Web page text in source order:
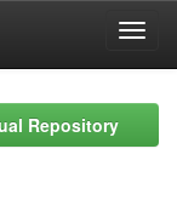
Repository